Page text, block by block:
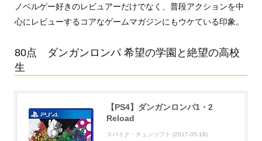
ノベルゲー好きのレビュアーだけでなく、普段アクションを中
心にレビューするコアなゲームマガジンにもウケている印象。
80点 ダンガンロンパ 希望の学園と絶望の高校
生
【PS4】ダンガンロンパ1・2
Reload
スパイク・チュンソフト (2017-05-18)